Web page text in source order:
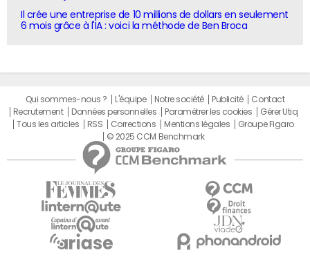
Il crée une entreprise de 10 millions de dollars en seulement
6 mois grâce à l'IA : voici la méthode de Ben Broca
Qui sommes-nous ? L'équipe Notre société Publicité
Contact
Recrutement
Données personnelles Paramétrer les cookies
Gérer Utiq
Tous les articles
RSS Corrections Mentions légales
Groupe Figaro
© 2025 CCM Benchmark